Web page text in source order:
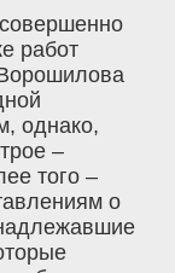
работ
однако,
–
того –
о